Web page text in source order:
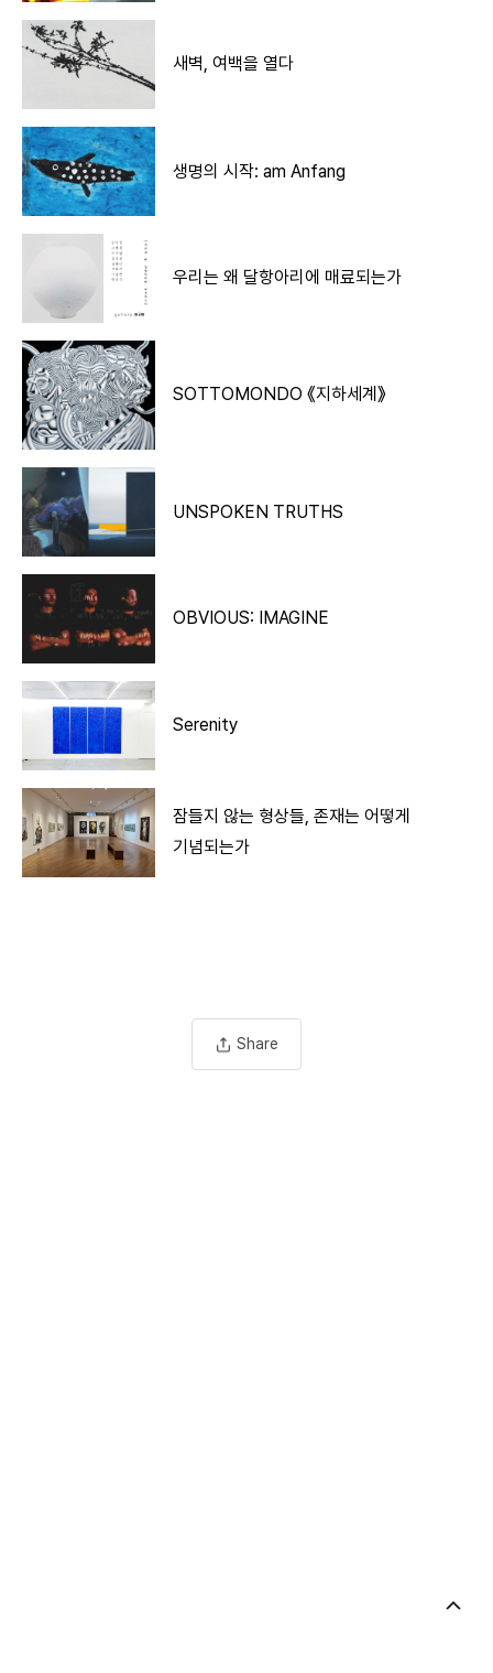
새벽, 여백을 열다
생명의 시작: am Anfang
우리는 왜 달항아리에 매료되는가
SOTTOMONDO 《지하세계》
UNSPOKEN TRUTHS
OBVIOUS: IMAGINE
Serenity
잠들지 않는 형상들, 존재는 어떻게
기념되는가
Share